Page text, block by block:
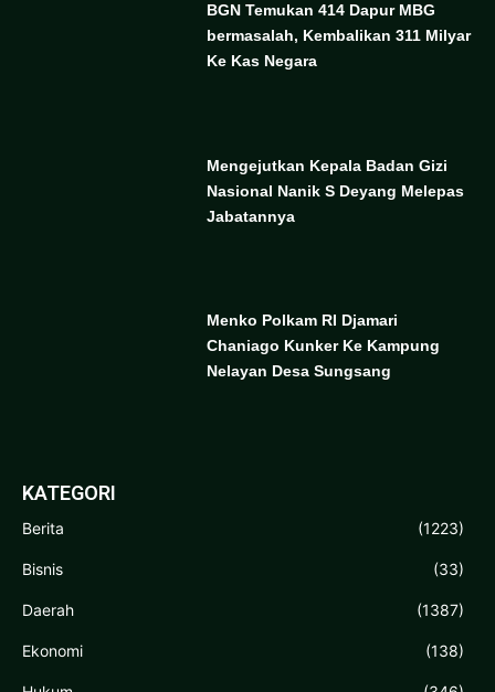
BGN Temukan 414 Dapur MBG
bermasalah, Kembalikan 311 Milyar
Ke Kas Negara
Mengejutkan Kepala Badan Gizi
Nasional Nanik S Deyang Melepas
Jabatannya
Menko Polkam RI Djamari
Chaniago Kunker Ke Kampung
Nelayan Desa Sungsang
KATEGORI
Berita (1223)
Bisnis (33)
Daerah (1387)
Ekonomi (138)